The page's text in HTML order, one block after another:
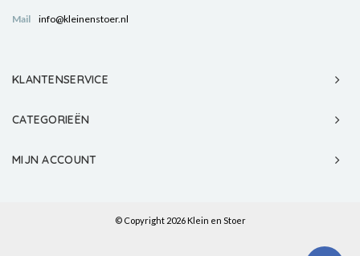
Mail info@kleinenstoer.nl
KLANTENSERVICE
CATEGORIEËN
MIJN ACCOUNT
© Copyright 2026 Klein en Stoer